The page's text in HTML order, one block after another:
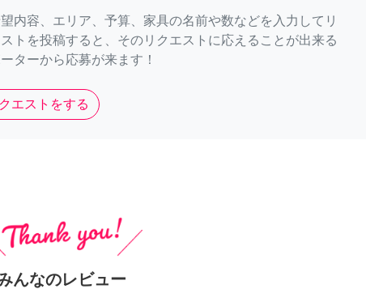
内容、エリア、予算、家具の名前や数などを入力してリ
トを投稿すると、そのリクエストに応えることが出来る
ターから応募が来ます！
エストをする
んなのレビュー